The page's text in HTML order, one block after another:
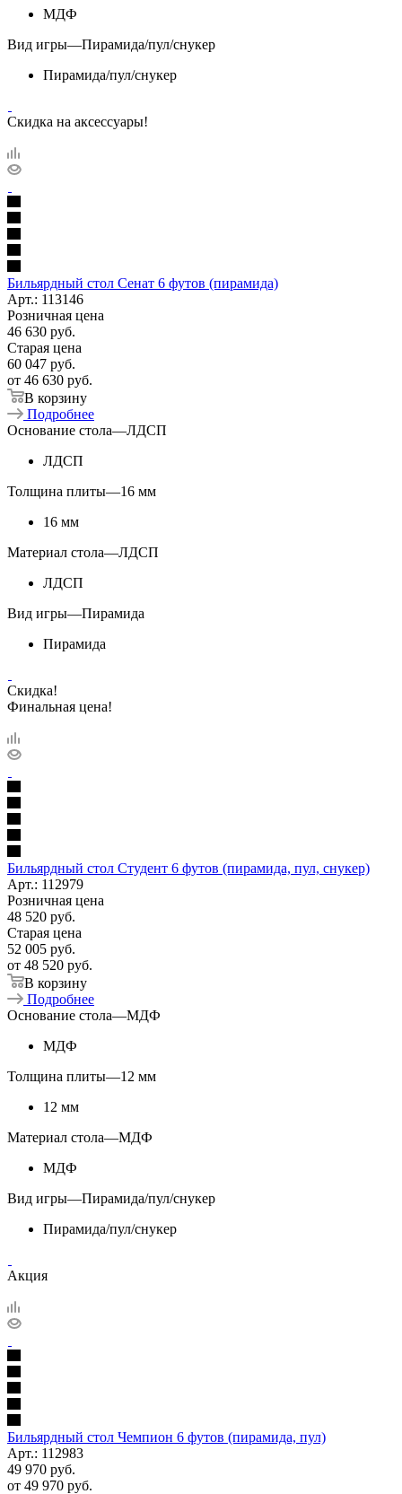
МДФ
Вид игры—Пирамида/пул/снукер
Пирамида/пул/снукер
Скидка на аксессуары!
Бильярдный стол Сенат 6 футов (пирамида)
Арт.: 113146
Розничная цена
46 630 руб.
Старая цена
60 047 руб.
от 46 630 руб.
В корзину
Подробнее
Основание стола—ЛДСП
ЛДСП
Толщина плиты—16 мм
16 мм
Материал стола—ЛДСП
ЛДСП
Вид игры—Пирамида
Пирамида
Скидка!
Финальная цена!
Бильярдный стол Студент 6 футов (пирамида, пул, снукер)
Арт.: 112979
Розничная цена
48 520 руб.
Старая цена
52 005 руб.
от 48 520 руб.
В корзину
Подробнее
Основание стола—МДФ
МДФ
Толщина плиты—12 мм
12 мм
Материал стола—МДФ
МДФ
Вид игры—Пирамида/пул/снукер
Пирамида/пул/снукер
Акция
Бильярдный стол Чемпион 6 футов (пирамида, пул)
Арт.: 112983
49 970 руб.
от 49 970 руб.